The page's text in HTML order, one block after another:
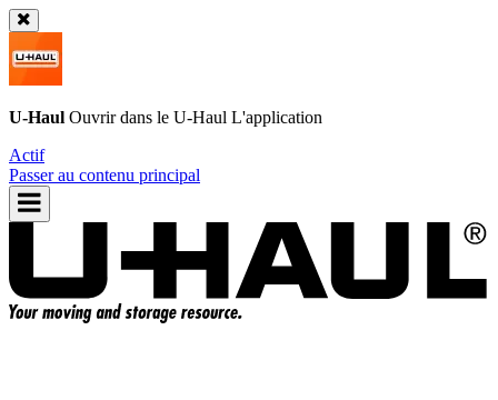
U-Haul Ouvrir dans le U-Haul L'application
Actif
Passer au contenu principal